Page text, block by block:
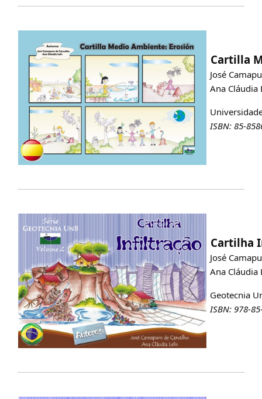
Cartilla
José
Ana Cláudia
ISBN: 85-
Cartilha
José
Ana Cláudia
Geotecnia
ISBN: 978-